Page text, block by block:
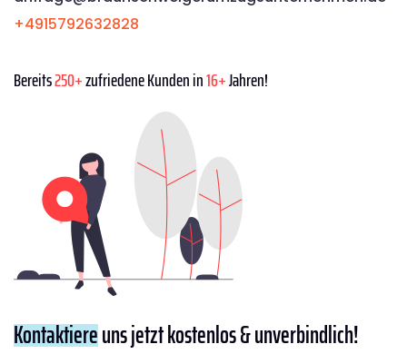
+4915792632828
Bereits250+zufriedene Kunden in16+Jahren!
Kontaktiereuns jetzt kostenlos & unverbindlich!